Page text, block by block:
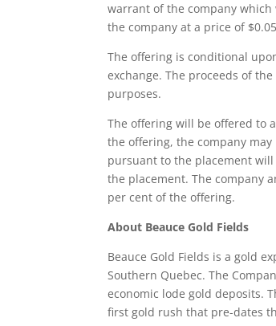
warrant of the company
the company at a price of
The offering is conditional
exchange. The proceeds of
purposes.
The offering will be offered to
the offering, the company may
pursuant to the placement
the placement. The company
per cent of the offering.
About Beauce Gold Fields
Beauce Gold Fields is a gold
Southern Quebec. The
economic lode gold deposits.
first gold rush that pre-dates